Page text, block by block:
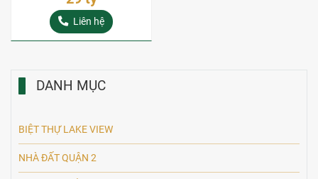
Liên hệ
DANH MỤC
BIỆT THỰ LAKE VIEW
NHÀ ĐẤT QUẬN 2